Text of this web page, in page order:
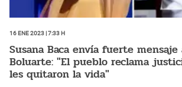
16 Ene 2023 | 7:33 h
Susana Baca envía fuerte mensaje
Boluarte: "El pueblo reclama
les quitaron la vida"